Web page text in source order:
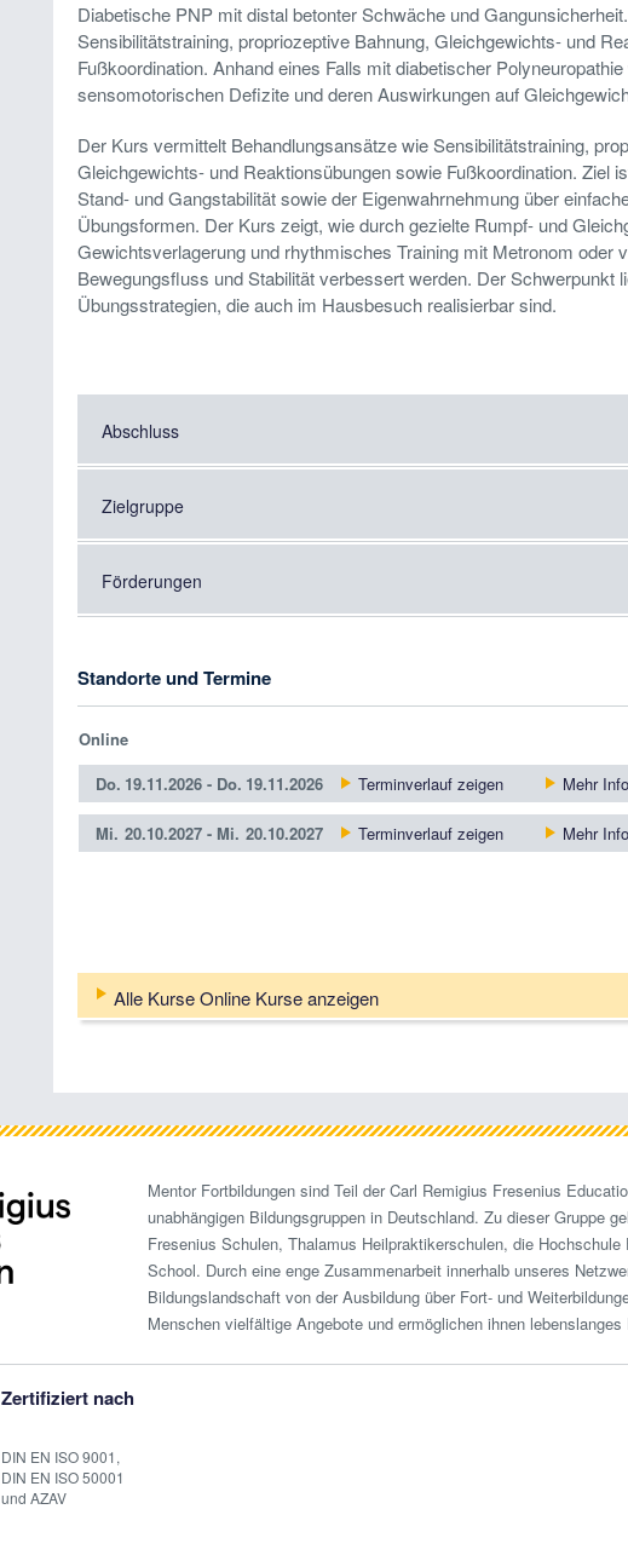
Diabetische PNP mit distal betonter Schwäche und
Sensibilitätstraining, propriozeptive Bahnung, Gleichgewichts- und
Fußkoordination. Anhand eines Falls mit diabetischer
sensomotorischen Defizite und deren Auswirkungen auf
Der Kurs vermittelt Behandlungsansätze wie Sensibilitätstraining,
Gleichgewichts- und Reaktionsübungen sowie Fußkoordination. Ziel
Stand- und Gangstabilität sowie der Eigenwahrnehmung über
Übungsformen. Der Kurs zeigt, wie durch gezielte Rumpf- und
Gewichtsverlagerung und rhythmisches Training mit Metronom oder
Bewegungsfluss und Stabilität verbessert werden. Der Schwerpunkt
Übungsstrategien, die auch im Hausbesuch realisierbar sind.
Abschluss
Zielgruppe
Förderungen
Standorte und Termine
Online
Do. 19.11.2026 - Do. 19.11.2026 Terminverlauf zeigen Mehr
Mi. 20.10.2027 - Mi. 20.10.2027 Terminverlauf zeigen Mehr
Alle Kurse Online Kurse anzeigen
Mentor Fortbildungen sind Teil der Carl Remigius Fresenius
unabhängigen Bildungsgruppen in Deutschland. Zu dieser Gruppe
Fresenius Schulen, Thalamus Heilpraktikerschulen, die
School. Durch eine enge Zusammenarbeit innerhalb unseres
Bildungslandschaft von der Ausbildung über Fort- und
Menschen vielfältige Angebote und ermöglichen ihnen lebenslanges
Zertifiziert nach
DIN EN ISO 9001,
DIN EN ISO 50001
und AZAV